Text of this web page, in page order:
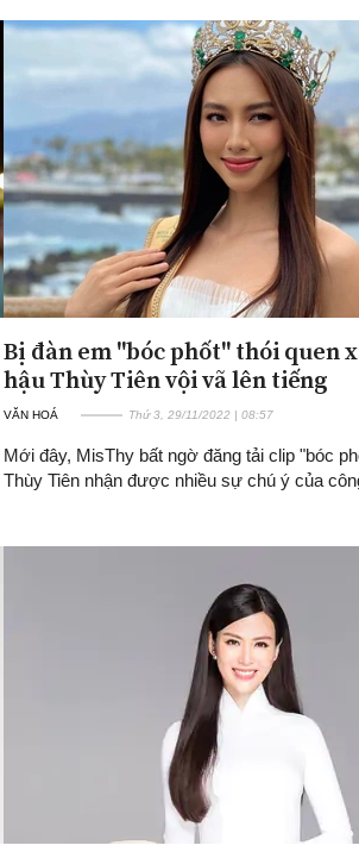
Bị đàn em "bóc phốt" thói quen
hậu Thùy Tiên vội vã lên tiếng
VĂN HOÁ Thứ 3, 29/11/2022 | 08:57
Mới đây, MisThy bất ngờ đăng tải clip "bóc
Thùy Tiên nhận được nhiều sự chú ý của